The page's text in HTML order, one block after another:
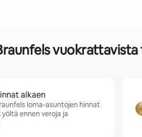
alkaen
loma-asuntojen hinnat
ennen veroja ja